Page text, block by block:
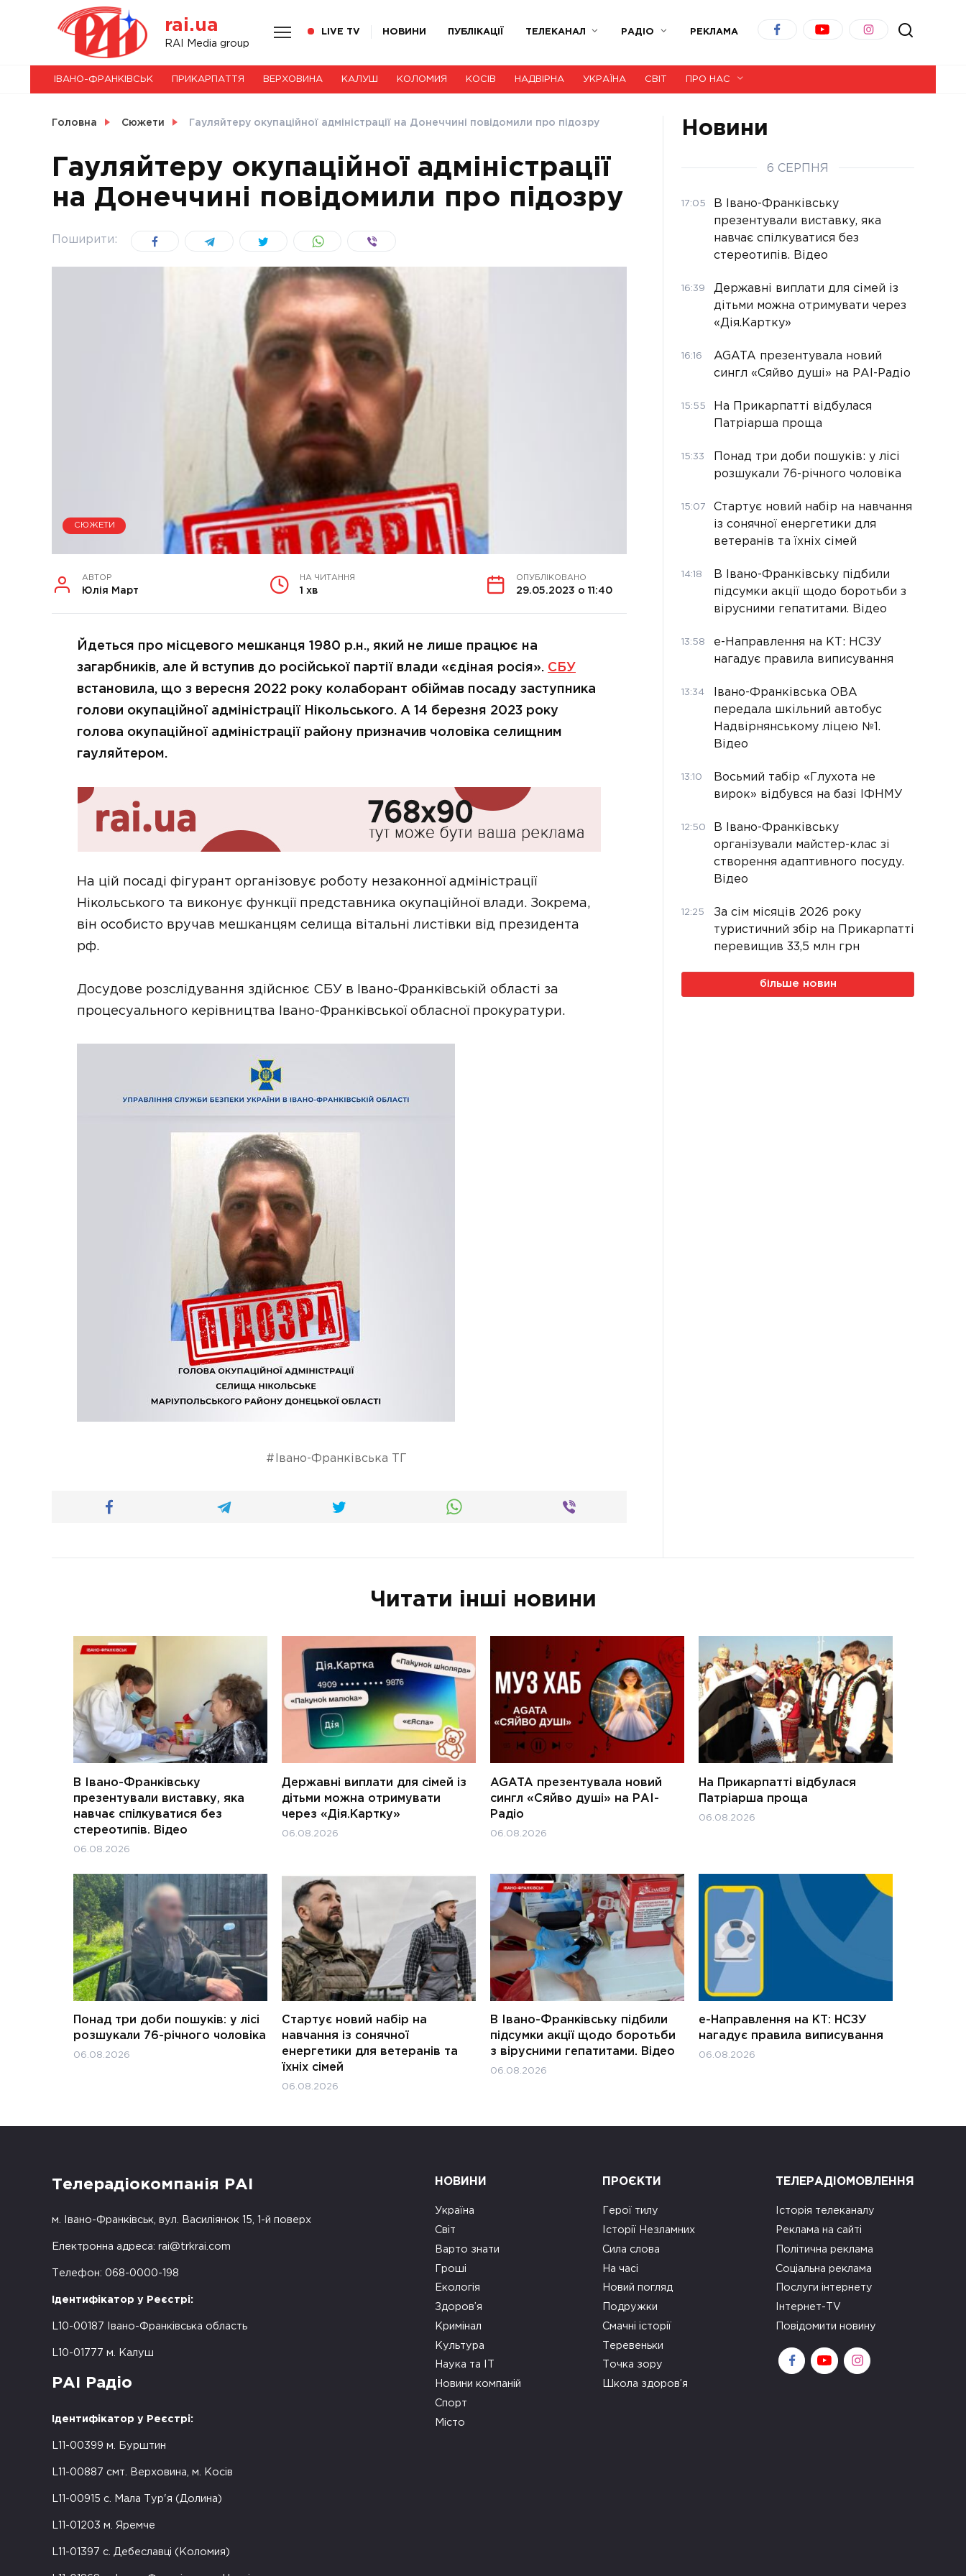
rai.ua
RAI Media group
LIVE TV НОВИНИ ПУБЛІКАЦІЇ ТЕЛЕКАНАЛ РАДІО РЕКЛАМА
НОВИНИ
СВІТ
УКРАЇНА
ІВАНО-ФРАНКІВСЬК ПРИКАРПАТТЯ ВЕРХОВИНА КАЛУШ КОЛОМИЯ КОСІВ НАДВІРНА УКРАЇНА СВІТ ПРО НАС
Головна Сюжети Гауляйтеру окупаційної адміністрації на Донеччині повідомили про підозру
Гауляйтеру окупаційної адміністрації
на Донеччині повідомили про підозру
Поширити:
СЮЖЕТИ
АВТОР
Юлія Март
НА ЧИТАННЯ
1 хв
ОПУБЛІКОВАНО
29.05.2023 о 11:40
Йдеться про місцевого мешканця 1980 р.н., який не лише працює на
загарбників, але й вступив до російської партії влади «єдіная росія». СБУ
встановила, що з вересня 2022 року колаборант обіймав посаду заступника
голови окупаційної адміністрації Нікольського. А 14 березня 2023 року
голова окупаційної адміністрації району призначив чоловіка селищним
гауляйтером.
На цій посаді фігурант організовує роботу незаконної адміністрації
Нікольського та виконує функції представника окупаційної влади. Зокрема,
він особисто вручав мешканцям селища вітальні листівки від президента
рф.
Досудове розслідування здійснює СБУ в Івано-Франківській області за
процесуального керівництва Івано-Франківської обласної прокуратури.
Івано-Франківська ТГ
Новини
6 СЕРПНЯ
17:05
В Івано-Франківську
презентували виставку, яка
навчає спілкуватися без
стереотипів. Відео
16:39
Державні виплати для сімей із
дітьми можна отримувати через
«Дія.Картку»
16:16
AGATA презентувала новий
сингл «Сяйво душі» на РАІ-Радіо
15:55
На Прикарпатті відбулася
Патріарша проща
15:33
Понад три доби пошуків: у лісі
розшукали 76-річного чоловіка
15:07
Стартує новий набір на навчання
із сонячної енергетики для
ветеранів та їхніх сімей
14:18
В Івано-Франківську підбили
підсумки акції щодо боротьби з
вірусними гепатитами. Відео
13:58
е-Направлення на КТ: НСЗУ
нагадує правила виписування
13:34
Івано-Франківська ОВА
передала шкільний автобус
Надвірнянському ліцею №1.
Відео
13:10
Восьмий табір «Глухота не
вирок» відбувся на базі ІФНМУ
12:50
В Івано-Франківську
організували майстер-клас зі
створення адаптивного посуду.
Відео
12:25
За сім місяців 2026 року
туристичний збір на Прикарпатті
перевищив 33,5 млн грн
більше новин
Читати інші новини
В Івано-Франківську
презентували виставку, яка
навчає спілкуватися без
стереотипів. Відео
06.08.2026
Державні виплати для сімей із
дітьми можна отримувати
через «Дія.Картку»
06.08.2026
AGATA презентувала новий
сингл «Сяйво душі» на РАІ-
Радіо
06.08.2026
На Прикарпатті відбулася
Патріарша проща
06.08.2026
Понад три доби пошуків: у лісі
розшукали 76-річного чоловіка
06.08.2026
Стартує новий набір на
навчання із сонячної
енергетики для ветеранів та
їхніх сімей
06.08.2026
В Івано-Франківську підбили
підсумки акції щодо боротьби
з вірусними гепатитами. Відео
06.08.2026
е-Направлення на КТ: НСЗУ
нагадує правила виписування
06.08.2026
Телерадіокомпанія РАІ
м. Івано-Франківськ, вул. Василіянок 15, 1-й поверх
Електронна адреса: rai@trkrai.com
Телефон: 068-0000-198
Ідентифікатор у Реєстрі:
L10-00187 Івано-Франківська область
L10-01777 м. Калуш
РАІ Радіо
Ідентифікатор у Реєстрі:
L11-00399 м. Бурштин
L11-00887 смт. Верховина, м. Косів
L11-00915 с. Мала Тур'я (Долина)
L11-01203 м. Яремче
L11-01397 с. Дебеславці (Коломия)
НОВИНИ
Україна
Світ
Варто знати
Гроші
Екологія
Здоров’я
Кримінал
Культура
Наука та ІТ
Новини компаній
Спорт
Місто
ПРОЄКТИ
Герої тилу
Історії Незламних
Сила слова
На часі
Новий погляд
Подружки
Смачні історії
Теревеньки
Точка зору
Школа здоров’я
ТЕЛЕРАДІОМОВЛЕННЯ
Історія телеканалу
Реклама на сайті
Політична реклама
Соціальна реклама
Послуги інтернету
Інтернет-TV
Повідомити новину